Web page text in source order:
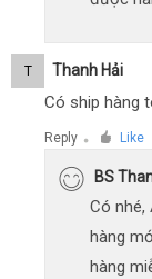
T Thanh Hải
Có ship hàng
Reply ● Like
BS
Có nhé,
hàng
hàng